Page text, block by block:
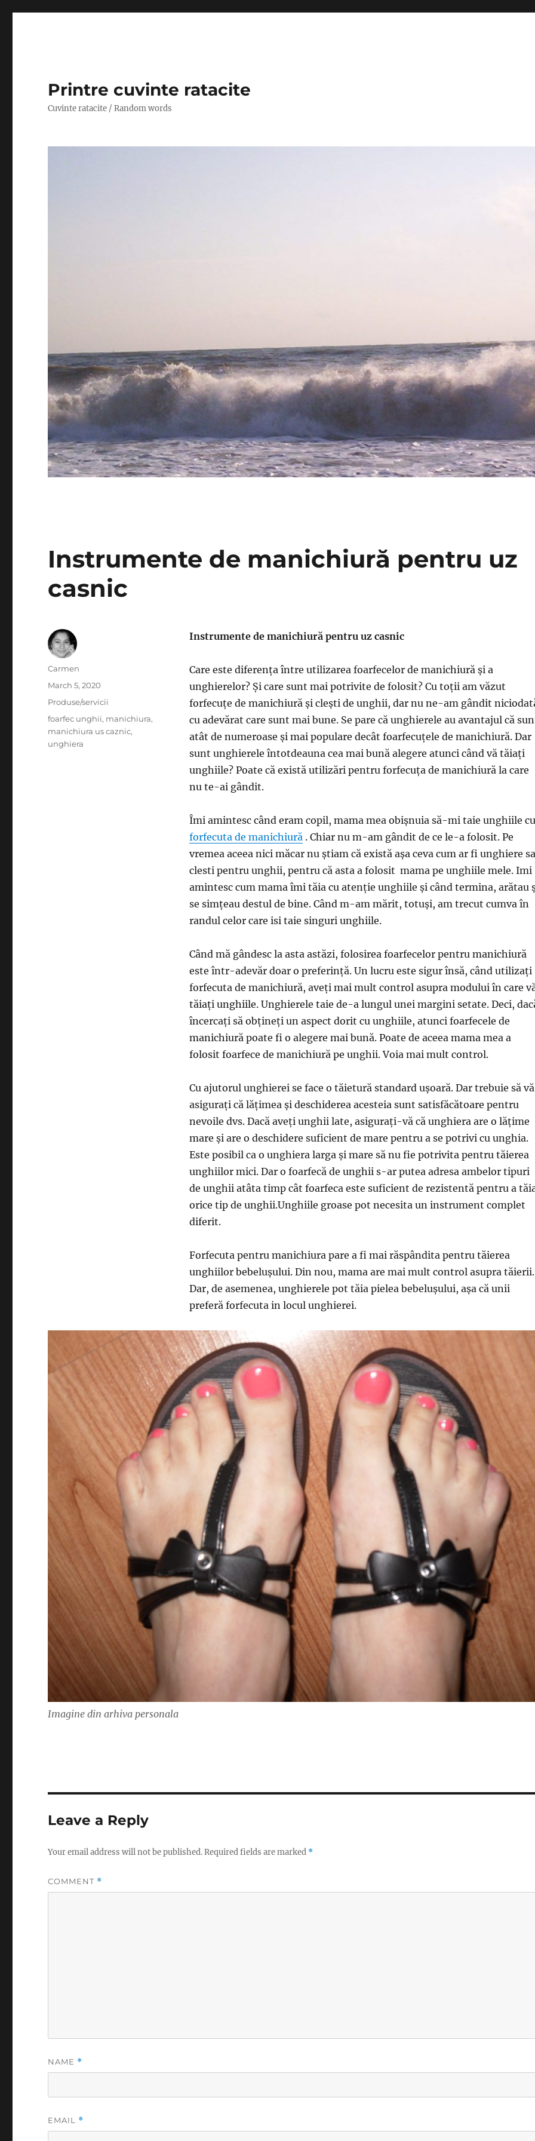
Printre cuvinte ratacite
Cuvinte ratacite / Random words
Instrumente de manichiură pentru uz
casnic
Instrumente de manichiură pentru uz casnic
Care este diferența între utilizarea foarfecelor de manichiură și a
unghierelor? Și care sunt mai potrivite de folosit? Cu toții am văzut
forfecuțe de manichiură și clești de unghii, dar nu ne-am gândit
cu adevărat care sunt mai bune. Se pare că unghierele au avantajul că
atât de numeroase și mai populare decât foarfecuțele de manichiură. Dar
sunt unghierele întotdeauna cea mai bună alegere atunci când vă tăiați
unghiile? Poate că există utilizări pentru forfecuța de manichiură la care
nu te-ai gândit.
Îmi amintesc când eram copil, mama mea obișnuia să-mi taie unghiile cu
forfecuta de manichiură. Chiar nu m-am gândit de ce le-a folosit. Pe
vremea aceea nici măcar nu știam că există așa ceva cum ar fi unghiere
clesti pentru unghii, pentru că asta a folosit mama pe unghiile mele. Imi
amintesc cum mama îmi tăia cu atenție unghiile și când termina, arătau
se simțeau destul de bine. Când m-am mărit, totuși, am trecut cumva în
randul celor care isi taie singuri unghiile.
Când mă gândesc la asta astăzi, folosirea foarfecelor pentru manichiură
este într-adevăr doar o preferință. Un lucru este sigur însă, când utilizați
forfecuta de manichiură, aveți mai mult control asupra modului în care
tăiați unghiile. Unghierele taie de-a lungul unei margini setate. Deci,
încercați să obțineți un aspect dorit cu unghiile, atunci foarfecele de
manichiură poate fi o alegere mai bună. Poate de aceea mama mea a
folosit foarfece de manichiură pe unghii. Voia mai mult control.
Cu ajutorul unghierei se face o tăietură standard ușoară. Dar trebuie să vă
asigurați că lățimea și deschiderea acesteia sunt satisfăcătoare pentru
nevoile dvs. Dacă aveți unghii late, asigurați-vă că unghiera are o lățime
mare și are o deschidere suficient de mare pentru a se potrivi cu unghia.
Este posibil ca o unghiera larga și mare să nu fie potrivita pentru tăierea
unghiilor mici. Dar o foarfecă de unghii s-ar putea adresa ambelor tipuri
de unghii atâta timp cât foarfeca este suficient de rezistentă pentru a
orice tip de unghii.Unghiile groase pot necesita un instrument complet
diferit.
Forfecuta pentru manichiura pare a fi mai răspândita pentru tăierea
unghiilor bebelușului. Din nou, mama are mai mult control asupra tăierii.
Dar, de asemenea, unghierele pot tăia pielea bebelușului, așa că unii
preferă forfecuta in locul unghierei.
Imagine din arhiva personala
Author
Carmen
Posted
on
March 5, 2020
Categories
Produse/servicii
Tags
foarfec unghii, manichiura,
manichiura us caznic,
unghiera
Leave a Reply
Your email address will not be published.Required fields are marked *
COMMENT *
NAME *
EMAIL *